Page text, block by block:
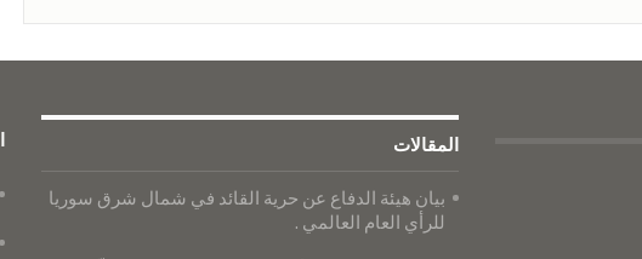
المقالات
بيان هيئة الدفاع عن حرية القائد في شمال شرق سوريا
للرأي العام العالمي .